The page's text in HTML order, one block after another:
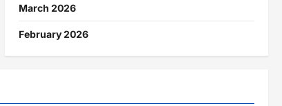
March 2026
February 2026